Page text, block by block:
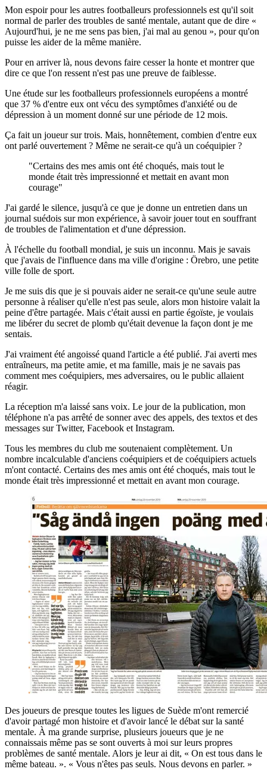
Mon espoir pour les autres footballeurs professionnels est qu'il soit
normal de parler des troubles de santé mentale, autant que de dire «
Aujourd'hui, je ne me sens pas bien, j'ai mal au genou », pour qu'on
puisse les aider de la même manière.
Pour en arriver là, nous devons faire cesser la honte et montrer que
dire ce que l'on ressent n'est pas une preuve de faiblesse.
Une étude sur les footballeurs professionnels européens a montré
que 37 % d'entre eux ont vécu des symptômes d'anxiété ou de
dépression à un moment donné sur une période de 12 mois.
Ça fait un joueur sur trois. Mais, honnêtement, combien d'entre eux
ont parlé ouvertement ? Même ne serait-ce qu'à un coéquipier ?
Certains des mes amis ont été choqués, mais tout le
monde était très impressionné et mettait en avant mon
courage
J'ai gardé le silence, jusqu'à ce que je donne un entretien dans un
journal suédois sur mon expérience, à savoir jouer tout en souffrant
de troubles de l'alimentation et d'une dépression.
À l'échelle du football mondial, je suis un inconnu. Mais je savais
que j'avais de l'influence dans ma ville d'origine : Örebro, une petite
ville folle de sport.
Je me suis dis que je si pouvais aider ne serait-ce qu'une seule autre
personne à réaliser qu'elle n'est pas seule, alors mon histoire valait la
peine d'être partagée. Mais c'était aussi en partie égoïste, je voulais
me libérer du secret de plomb qu'était devenue la façon dont je me
sentais.
J'ai vraiment été angoissé quand l'article a été publié. J'ai averti mes
entraîneurs, ma petite amie, et ma famille, mais je ne savais pas
comment mes coéquipiers, mes adversaires, ou le public allaient
réagir.
La réception m'a laissé sans voix. Le jour de la publication, mon
téléphone n'a pas arrêté de sonner avec des appels, des textos et des
messages sur Twitter, Facebook et Instagram.
Tous les membres du club me soutenaient complètement. Un
nombre incalculable d'anciens coéquipiers et de coéquipiers actuels
m'ont contacté. Certains des mes amis ont été choqués, mais tout le
monde était très impressionné et mettait en avant mon courage.
Des joueurs de presque toutes les ligues de Suède m'ont remercié
d'avoir partagé mon histoire et d'avoir lancé le débat sur la santé
mentale. À ma grande surprise, plusieurs joueurs que je ne
connaissais même pas se sont ouverts à moi sur leurs propres
problèmes de santé mentale. Alors je leur ai dit, « On est tous dans le
même bateau. ». « Vous n'êtes pas seuls. Nous devons en parler. »